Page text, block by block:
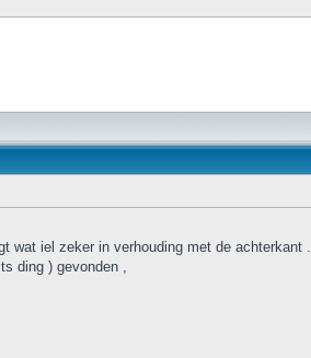
wat iel zeker in verhouding met de achterkant .
ding ) gevonden ,